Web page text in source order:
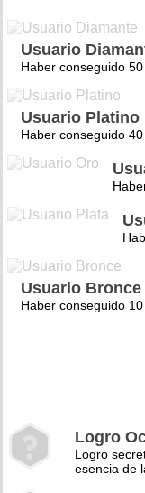
Usuario
Haber conseguido
Usuario Platino
Haber conseguido
Usuario Bronce
Haber conseguido
Logro
Logro
esencia de